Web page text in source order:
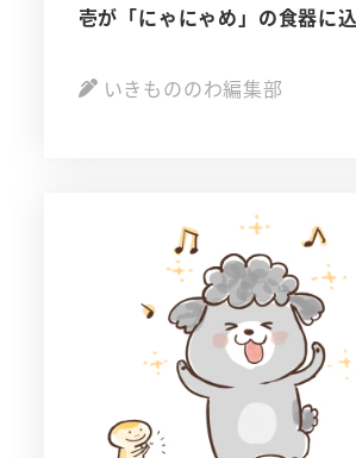
壱が「にゃにゃめ」の食器に
いきもののわ編集部